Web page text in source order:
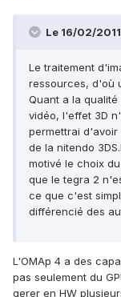
Le 16/02/
Le traitement
ressources, d'où
Quant a la
vidéo, l'effet 3D
permettrai
de la nitendo
motivé le choix
que le tegra 2
ce que c'est
différencié des
L'OMAp 4 a des
pas seulement du
gerer en HW